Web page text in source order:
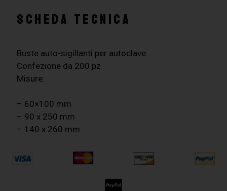
SCHEDA TECNICA
Buste auto-sigillanti per autoclave.
Confezione da 200 pz
Misure:
– 60×100 mm
– 90 x 250 mm
– 140 x 260 mm